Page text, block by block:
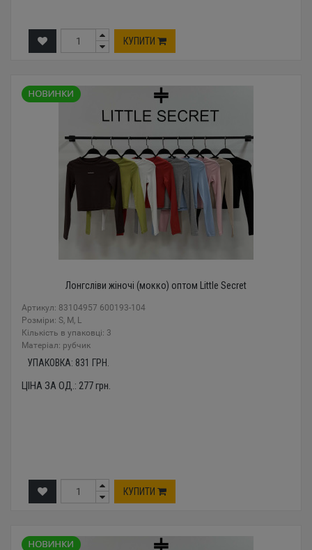
КУПИТИ
Лонгсліви жіночі (мокко) оптом Little Secret
Артикул: 83104957 600193-104
Розміри: S, M, L
Кількість в упаковці: 3
Mатеріал: рубчик
УПАКОВКА: 831 ГРН.
ЦІНА ЗА ОД.: 277грн.
КУПИТИ